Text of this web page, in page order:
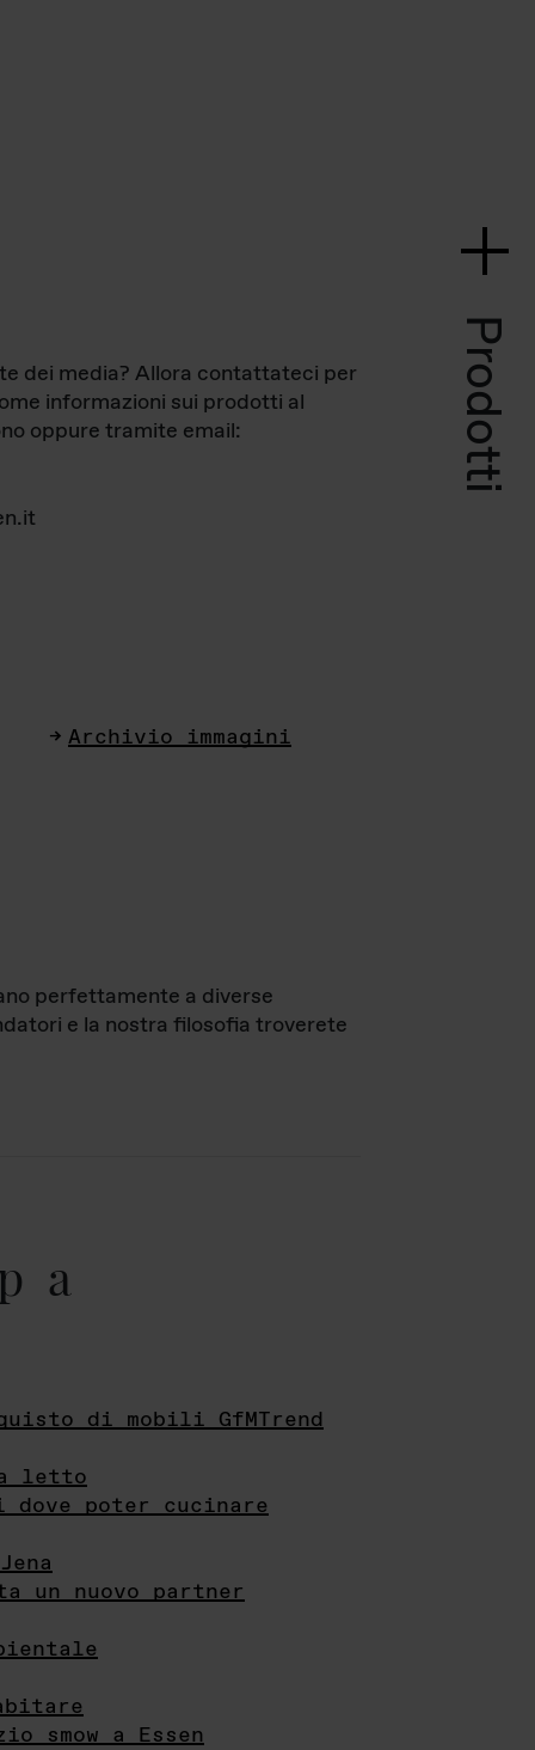
Prodotti
dei media? Allora contattateci per
informazioni sui prodotti al
oppure tramite email:
Archivio immagini
perfettamente a diverse
e la nostra filosofia troverete
di mobili GfMTrend
letto
dove poter cucinare
un nuovo partner
smow a Essen